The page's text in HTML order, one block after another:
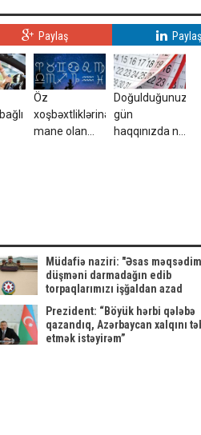
Paylaş Paylaş
Öz
xoşbəxtliklərinə
mane olan
Doğulduğunuz
gün
haqqınızda nə
Müdafiə naziri: "Əsas
düşməni darmadağın edib
torpaqlarımızı işğaldan azad
Prezident: “Böyük hərbi qələbə
qazandıq, Azərbaycan xalqını
etmək istəyirəm”